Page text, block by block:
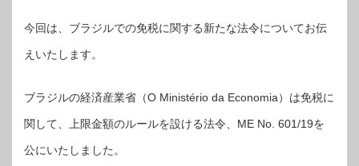
今回は、ブラジルでの免税に関する新たな法令についてお伝
えいたします。
ブラジルの経済産業省（O Ministério da Economia）は免税に
関して、上限金額のルールを設ける法令、ME No. 601/19を
公にいたしました。